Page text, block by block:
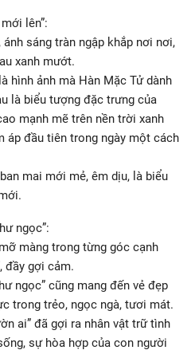
lên”:
sáng tràn ngập khắp nơi nơi,
xanh mướt.
hình ảnh mà Hàn Mặc Tử dành
là biểu tượng đặc trưng của
mạnh mẽ trên nền trời xanh
áp đầu tiên trong ngày một cách
mai mới mẻ, êm dịu, là biểu
ngọc”:
màng trong từng góc cạnh
đầy gợi cảm.
ngọc” cũng mang đến vẻ đẹp
trong trẻo, ngọc ngà, tươi mát.
ai” đã gợi ra nhân vật trữ tình
sự hòa hợp của con người